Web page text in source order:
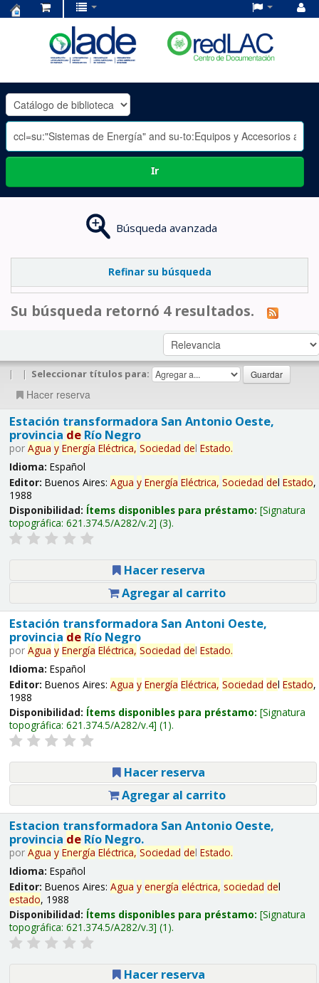
OLADE
-
Ir
Búsqueda avanzada
Refinar su búsqueda
Su búsqueda retornó 4 resultados.
| | Seleccionar títulos para:
Hacer reserva
Estación transformadora San Antonio Oeste,
provincia deRío Negro
por Agua y Energía Eléctrica, Sociedad del Estado.
Idioma: Español
Editor: Buenos Aires: Agua y Energía Eléctrica, Sociedad del Estado,
1988
Disponibilidad: Ítems disponibles para préstamo: Signatura
topográfica: 621.374.5/A282/v.2 (3).
Hacer reserva
Agregar al carrito
Estación transformadora San Antoni Oeste,
provincia deRío Negro
por Agua y Energía Eléctrica, Sociedad del Estado.
Idioma: Español
Editor: Buenos Aires: Agua y Energía Eléctrica, Sociedad del Estado,
1988
Disponibilidad: Ítems disponibles para préstamo: Signatura
topográfica: 621.374.5/A282/v.4 (1).
Hacer reserva
Agregar al carrito
Estacion transformadora San Antonio Oeste,
provincia deRío Negro.
por Agua y Energía Eléctrica, Sociedad del Estado.
Idioma: Español
Editor: Buenos Aires: Agua y energía eléctrica, sociedad del
estado, 1988
Disponibilidad: Ítems disponibles para préstamo: Signatura
topográfica: 621.374.5/A282/v.3 (1).
Hacer reserva